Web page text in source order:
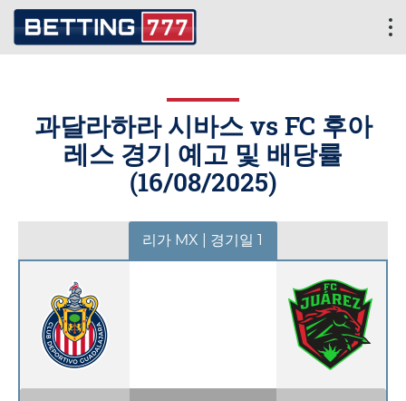
과달라하라 시바스 vs FC 후아
레스 경기 예고 및 배당률
(16/08/2025)
리가 MX | 경기일 1